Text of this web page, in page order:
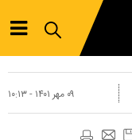
۰۹ مهر ۱۴۰۱ - ۱۰:۱۳